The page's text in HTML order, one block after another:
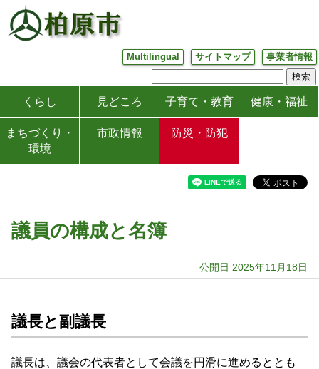
Multilingual サイトマップ 事業者情報
くらし 見どころ 子育て・教育 健康・福祉
まちづくり・
環境
市政情報 防災・防犯
議員の構成と名簿
公開日 2025年11月18日
議長と副議長
議長は、議会の代表者として会議を円滑に進めるととも